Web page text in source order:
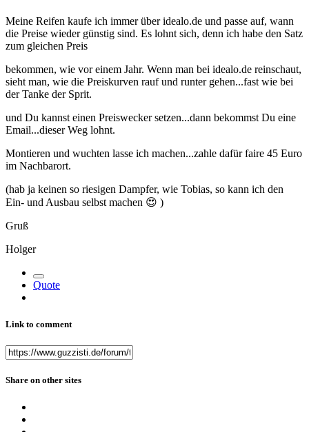
Meine Reifen kaufe ich immer über idealo.de und passe auf, wann
die Preise wieder günstig sind. Es lohnt sich, denn ich habe den Satz
zum gleichen Preis
bekommen, wie vor einem Jahr. Wenn man bei idealo.de reinschaut,
sieht man, wie die Preiskurven rauf und runter gehen...fast wie bei
der Tanke der Sprit.
und Du kannst einen Preiswecker setzen...dann bekommst Du eine
Email...dieser Weg lohnt.
Montieren und wuchten lasse ich machen...zahle dafür faire 45 Euro
im Nachbarort.
(hab ja keinen so riesigen Dampfer, wie Tobias, so kann ich den
Ein- und Ausbau selbst machen 😍 )
Gruß
Holger
Quote
Link to comment
Share on other sites